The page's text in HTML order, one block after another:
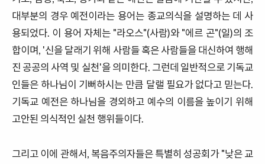
대부분의 경우 예전이라는 용어는 종교의식을 설명하는 데 사
용되었다. 이 용어 자체는"라오스"(사람)와"에르 곤"(일)의 조
합이며, '신을달래기 위해 사람들 혹은 사람들을 대신하여 행해
진 공공의 사역 및 실천'을 의미한다. 그런데 일반적으로기독교
인들은 하나님이 기뻐하시는 만큼 달랠 필요가 없다고 믿는다.
기독교 예전은 하나님을 경외하고 예수의 이름을 높이기 위해
고안된 의식적인 실천 행위들이다.
그리고이에 관해서, 복음주의자들은특별히 성공회가"낮은 교